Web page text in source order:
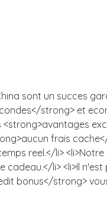
sont un succes
strong> et
frais
reel.</li>
li> <li>Il n'est
bonus</strong>